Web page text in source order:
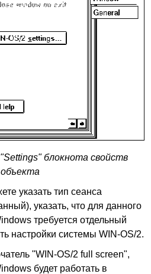
блокнота свойств
объекта
указать тип сеанса
указать, что для данного
требуется отдельный
настройки системы WIN-OS/2.
"WIN-OS/2 full screen",
будет работать в